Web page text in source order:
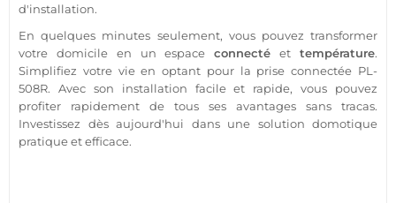
d'installation.
En quelques minutes seulement, vous pouvez transformer
votre domicile en un espaceconnecté ettempérature.
Simplifiez votre vie en optant pour la priseconnectée PL-
508R. Avec son installation facile et rapide, vous pouvez
profiter rapidement de tous ses avantages sans tracas.
Investissez dès aujourd'hui dans une solution domotique
pratique et efficace.